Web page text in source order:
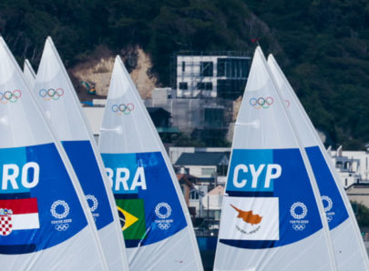
Gitana 17 devient Actual Ultim 4
Source
Gitana Team
22 janvier 2025
0